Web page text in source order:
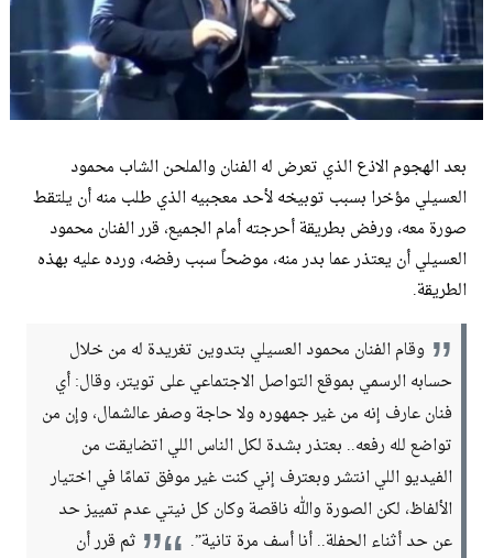
بعد الهجوم الاذع الذي تعرض له الفنان والملحن الشاب محمود
العسيلي مؤخرا بسبب توبيخه لأحد معجبيه الذي طلب منه أن يلتقط
صورة معه، ورفض بطريقة أحرجته أمام الجميع، قرر الفنان محمود
العسيلي أن يعتذر عما بدر منه، موضحاً سبب رفضه، ورده عليه بهذه
الطريقة.
وقام الفنان محمود العسيلي بتدوين تغريدة له من خلال
حسابه الرسمي بموقع التواصل الاجتماعي على تويتر، وقال: أي
فنان عارف إنه من غير جمهوره ولا حاجة وصفر عالشمال، وإن من
تواضع لله رفعه.. بعتذر بشدة لكل الناس اللي اتضايقت من
الفيديو اللي انتشر وبعترف إني كنت غير موفق تمامًا في اختيار
الألفاظ، لكن الصورة والله ناقصة وكان كل نيتي عدم تمييز حد
عن حد أثناء الحفلة.. أنا أسف مرة تانية”.
ثم قرر أن